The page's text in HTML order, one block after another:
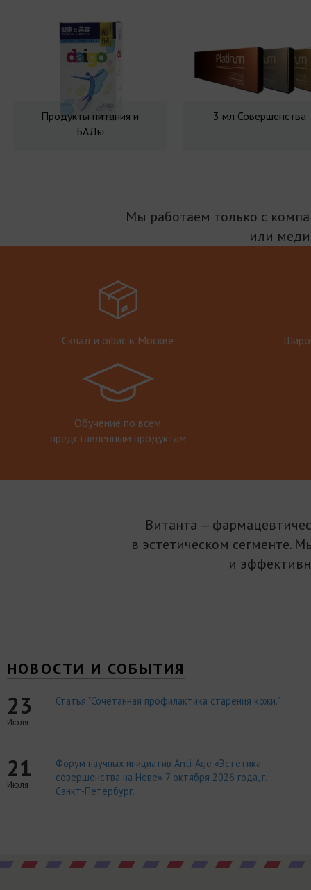
Продукты питания и
БАДы
3 мл Совершенства
Мы работаем только с
или
Склад и офис в Москве
Обучение по всем
представленным продуктам
Витанта —
в эстетическом сегменте.
и
НОВОСТИ И СОБЫТИЯ
23
Июля
Статья "Сочетанная профилактика старения кожи."
21
Июля
Форум научных инициатив Anti-Age «Эстетика
совершенства на Неве» 7 октября 2026 года, г.
Санкт-Петербург.